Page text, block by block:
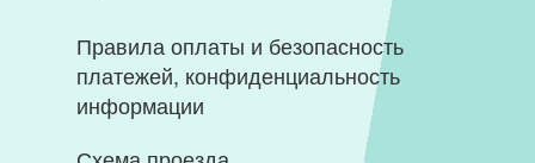
Правила оплаты и безопасность
платежей, конфиденциальность
информации